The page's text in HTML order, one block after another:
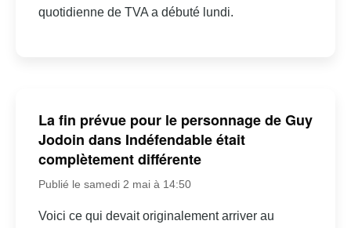
quotidienne de TVA a débuté lundi.
La fin prévue pour le personnage de Guy
Jodoin dans Indéfendable était
complètement différente
Publié le samedi 2 mai à 14:50
Voici ce qui devait originalement arriver au